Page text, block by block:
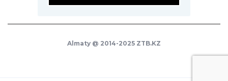
Almaty @ 2014-2025 ZTB.KZ